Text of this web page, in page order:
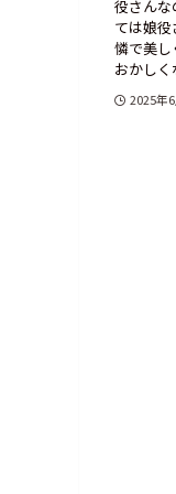
役さんな
ては娘
憐で美し
おかしく
2025年